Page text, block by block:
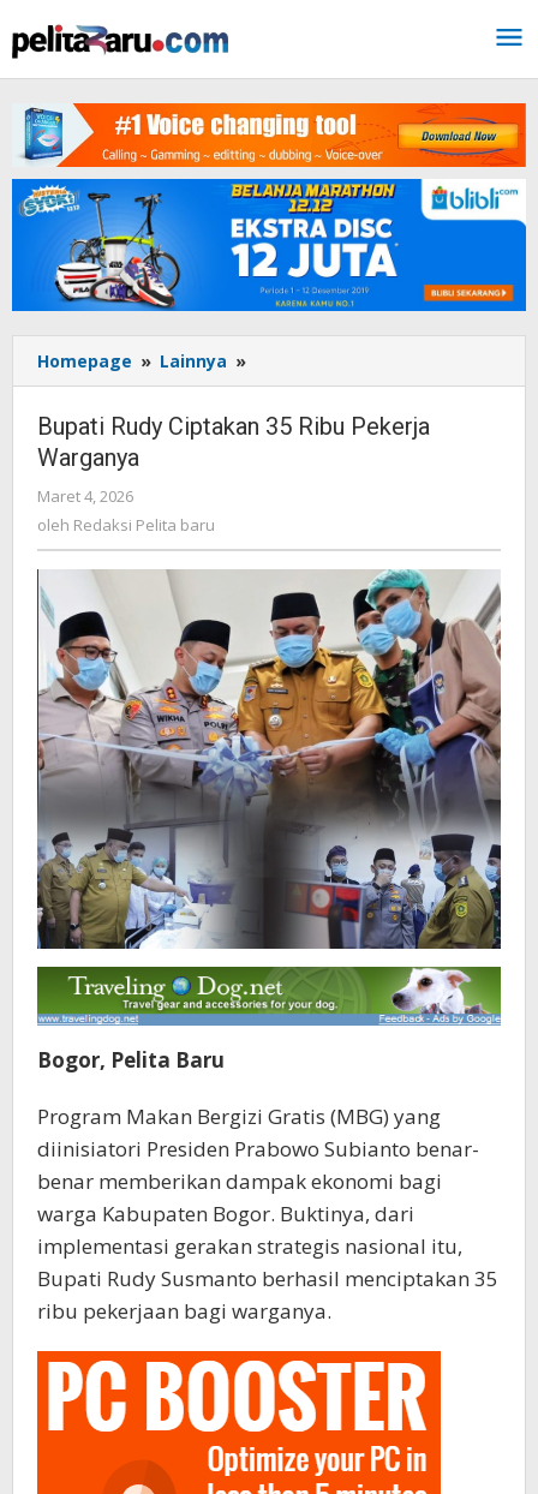
ke
konten
Homepage » Lainnya »
Rudy
Ciptakan
35
Bupati Rudy Ciptakan 35 Ribu Pekerja
Warganya
Maret 4, 2026
Redaksi
baru
oleh Redaksi Pelita baru
Bogor, Pelita Baru
Program Makan Bergizi Gratis (MBG) yang
diinisiatori Presiden Prabowo Subianto benar-
benar memberikan dampak ekonomi bagi
warga Kabupaten Bogor. Buktinya, dari
implementasi gerakan strategis nasional itu,
Bupati Rudy Susmanto berhasil menciptakan 35
ribu pekerjaan bagi warganya.